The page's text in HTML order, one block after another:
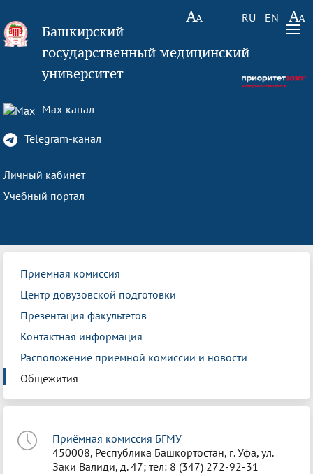
RU EN
Башкирский
государственный медицинский
университет
Max-канал
Telegram-канал
Личный кабинет
Учебный портал
Приемная комиссия
Центр довузовской подготовки
Презентация факультетов
Контактная информация
Расположение приемной комиссии и новости
Общежития
Приёмная комиссия БГМУ
450008, Республика Башкортостан, г. Уфа, ул.
Заки Валиди, д. 47; тел: 8 (347) 272-92-31